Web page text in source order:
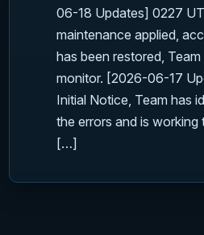
06-18 Updates] 0227
maintenance applied,
has been restored,
monitor. [2026-06-17
Initial Notice, Team has
the errors and is
[…]